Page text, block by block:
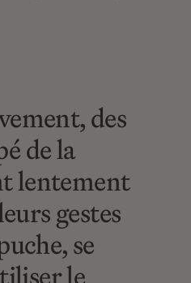
des
de la
lentement
gestes
se